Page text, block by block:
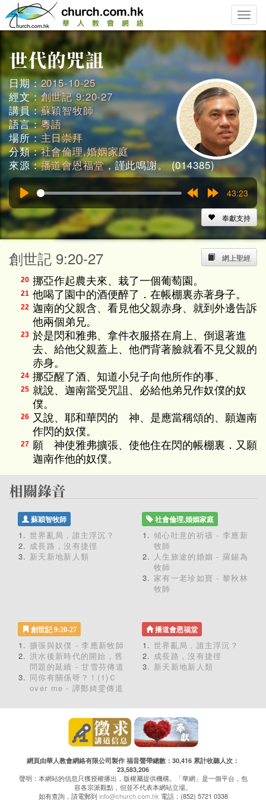
Toggle
日期：2015-10-25
經文：創世記 9:20-27
講員：蘇穎智牧師
語言：粵語
場所：主日崇拜
分類：社會倫理,婚姻家庭
來源：播道會恩福堂，謹此鳴謝。 (014385)
Play
15s
15s
43:23
奉獻支持
網上聖經
創世記 9:20-27
20 挪亞作起農夫來、栽了一個葡萄園。
21 他喝了園中的酒便醉了．在帳棚裏赤著身子。
22 迦南的父親含、看見他父親赤身、就到外邊告訴
他兩個弟兄。
23 於是閃和雅弗、拿件衣服搭在肩上、倒退著進
去、給他父親蓋上、他們背著臉就看不見父親的
赤身。
24 挪亞醒了酒、知道小兒子向他所作的事、
25 就說、迦南當受咒詛、必給他弟兄作奴僕的奴
僕。
26 又說、耶和華閃的 神、是應當稱頌的、願迦南
作閃的奴僕。
27 願 神使雅弗擴張、使他住在閃的帳棚裏．又願
迦南作他的奴僕。
蘇穎智牧師
世界亂局，誰主浮沉？
成長路，沒有捷徑
新天新地新人類
社會倫理,婚姻家庭
傾心吐意的祈禱 - 李應新
牧師
人生旅途的婚姻 - 羅錫為
牧師
家有一老珍如寶 - 黎秋林
牧師
創世記 9:20-27
擴張與奴僕 - 李應新牧師
洪水後新時代的開始，舊
問題的延續 - 甘雪芬傳道
同你有關係呀？！(1)Ｃ
over me - 譚鄭綺雯傳道
播道會恩福堂
世界亂局，誰主浮沉？
成長路，沒有捷徑
新天新地新人類
網頁由華人教會網絡有限公司製作 福音聲帶總數：30,416 累計收聽人次：
23,583,206
聲明：本網站的信息只獲授權播出，版權屬提供機構。「華網」是一個平台，包
容各宗派觀點，但並不代表本網站立場。
如有查詢，請電郵到info@church.com.hk 電話：(852) 5721 0338